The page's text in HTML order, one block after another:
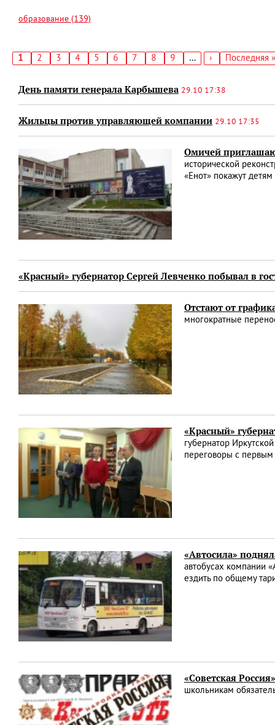
образование (139)
Текущая
1 Страница
2 Страница
3 Страница
4 Страница
5 Страница
6 Страница
7 Страница
8 Страница
9 …
Следующая
›
Последняя
Последняя »
День памяти генерала Карбышева 29.10 17:38
Жильцы против управляющей компании 29.10 17:35
Омичей
исторической
«Енот» покажут детям
«Красный» губернатор Сергей Левченко побывал в
Отстают от
многократные
«Красный»
губернатор
переговоры с
«Автосила»
автобусах компании
ездить по общему
«Советская
школьникам